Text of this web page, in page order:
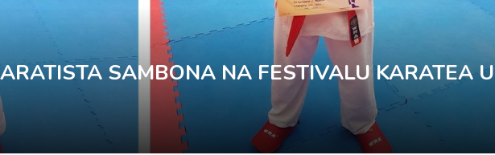
SAMBONA NA FESTIVALU KARATEA U